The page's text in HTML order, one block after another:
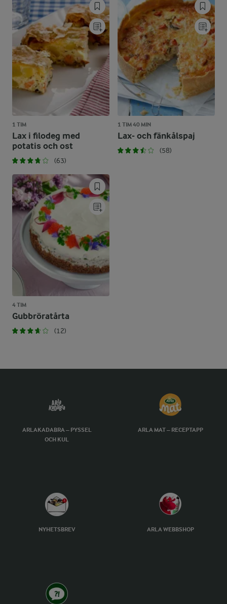
1 TIM
Lax i filodeg med
potatis och ost
(63)
1 TIM 40 MIN
Lax- och fänkålspaj
(58)
4 TIM
Gubbröratårta
(12)
ARLAKADABRA – PYSSEL
OCH KUL
ARLA MAT – RECEPTAPP
NYHETSBREV ARLA WEBBSHOP